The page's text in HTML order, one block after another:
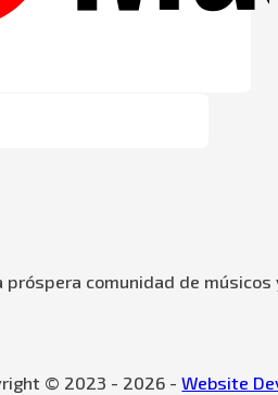
próspera comunidad de
© 2023 - 2026 -Website